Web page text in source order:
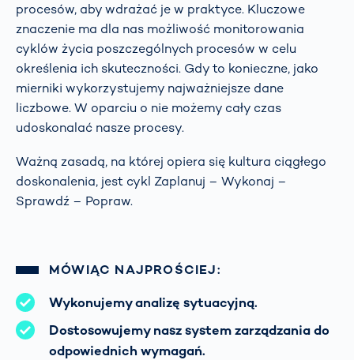
procesów, aby wdrażać je w praktyce. Kluczowe
znaczenie ma dla nas możliwość monitorowania
cyklów życia poszczególnych procesów w celu
określenia ich skuteczności. Gdy to konieczne, jako
mierniki wykorzystujemy najważniejsze dane
liczbowe. W oparciu o nie możemy cały czas
udoskonalać nasze procesy.
Ważną zasadą, na której opiera się kultura ciągłego
doskonalenia, jest cykl Zaplanuj – Wykonaj –
Sprawdź – Popraw.
MÓWIĄC NAJPROŚCIEJ:
Wykonujemy analizę sytuacyjną.
Dostosowujemy nasz system zarządzania do
odpowiednich wymagań.